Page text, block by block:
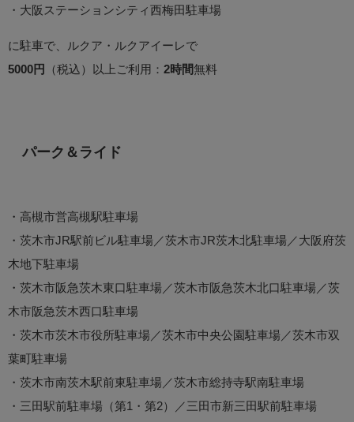
・大阪ステーションシティ西梅田駐車場
に駐車で、ルクア・ルクアイーレで
5000円
（税込）以上ご利用： 2時間無料
パーク＆ライド
・高槻市営高槻駅駐車場
・茨木市JR駅前ビル駐車場／茨木市JR茨木北駐車場／大阪府茨
木地下駐車場
・茨木市阪急茨木東口駐車場／茨木市阪急茨木北口駐車場／茨
木市阪急茨木西口駐車場
・茨木市茨木市役所駐車場／茨木市中央公園駐車場／茨木市双
葉町駐車場
・茨木市南茨木駅前東駐車場／茨木市総持寺駅南駐車場
・三田駅前駐車場（第1・第2）／三田市新三田駅前駐車場